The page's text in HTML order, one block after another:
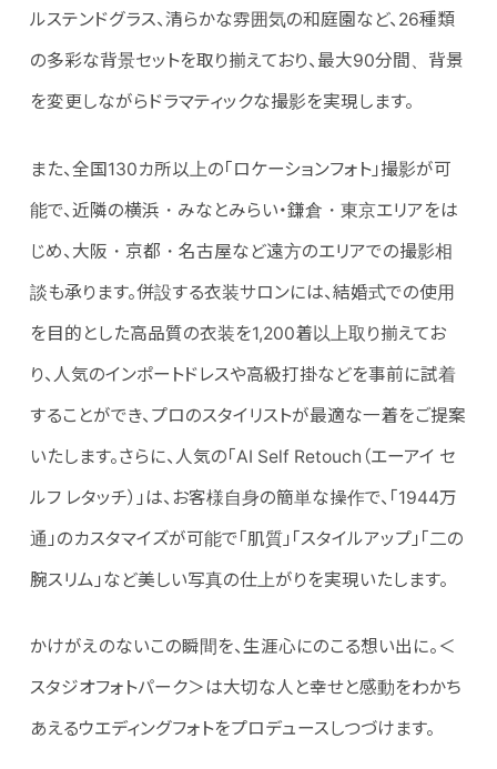
ルステンドグラス、清らかな雰囲気の和庭園など、26種類
の多彩な背景セットを取り揃えており、最大90分間、背景
を変更しながらドラマティックな撮影を実現します。
また、全国130カ所以上の「ロケーションフォト」撮影が可
能で、近隣の横浜・みなとみらい・鎌倉・東京エリアをは
じめ、大阪・京都・名古屋など遠方のエリアでの撮影相
談も承ります。併設する衣装サロンには、結婚式での使用
を目的とした高品質の衣装を1,200着以上取り揃えてお
り、人気のインポートドレスや高級打掛などを事前に試着
することができ、プロのスタイリストが最適な一着をご提案
いたします。さらに、人気の「AI Self Retouch（エーアイ セ
ルフ レタッチ）」は、お客様自身の簡単な操作で、「1944万
通」のカスタマイズが可能で「肌質」「スタイルアップ」「二の
腕スリム」など美しい写真の仕上がりを実現いたします。
かけがえのないこの瞬間を、生涯心にのこる想い出に。＜
スタジオフォトパーク＞は大切な人と幸せと感動をわかち
あえるウエディングフォトをプロデュースしつづけます。